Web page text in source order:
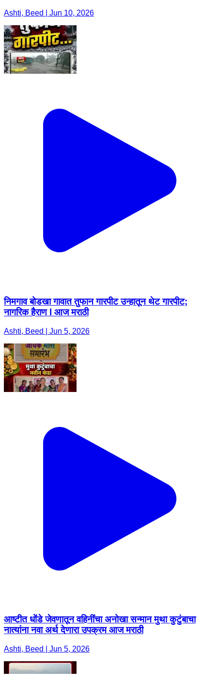
Ashti, Beed | Jun 10, 2026
निमगाव बोडखा गावात तुफान गारपीट उन्हातून थेट गारपीट;
नागरिक हैराण l आज मराठी
Ashti, Beed | Jun 5, 2026
आष्टीत धोंडे जेवणातून वहिनींचा अनोखा सन्मान मुथा कुटुंबाचा
नात्यांना नवा अर्थ देणारा उपक्रम आज मराठी
Ashti, Beed | Jun 5, 2026